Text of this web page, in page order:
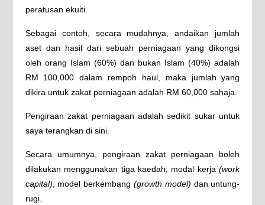
peratusan ekuiti.
Sebagai contoh, secara mudahnya, andaikan jumlah
aset dan hasil dari sebuah perniagaan yang dikongsi
oleh orang Islam (60%) dan bukan Islam (40%) adalah
RM 100,000 dalam rempoh haul, maka jumlah yang
dikira untuk zakat perniagaan adalah RM 60,000 sahaja.
Pengiraan zakat perniagaan adalah sedikit sukar untuk
saya terangkan di sini.
Secara umumnya, pengiraan zakat perniagaan boleh
dilakukan menggunakan tiga kaedah; modal kerja(work
capital) , model berkembang (growth model) dan untung-
rugi.